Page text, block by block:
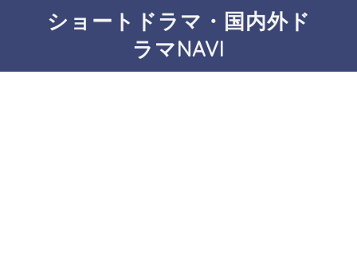
ショートドラマ・国内外ド
ラマNAVI